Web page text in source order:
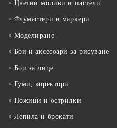
Цветни моливи и пастели
Флумастери и маркери
Моделиране
Бои и аксесоари за рисуване
Бои за лице
Гуми, коректори
Ножици и острилки
Лепила и брокати